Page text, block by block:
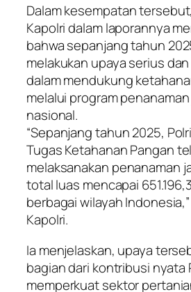
Dalam kesempatan
Kapolri dalam laporannya
bahwa sepanjang tahun
melakukan upaya serius
dalam mendukung
melalui program
nasional.
“Sepanjang tahun 2025,
Tugas Ketahanan Pangan
melaksanakan penanaman
total luas mencapai
berbagai wilayah
Kapolri.
Ia menjelaskan, upaya
bagian dari kontribusi nyata
memperkuat sektor